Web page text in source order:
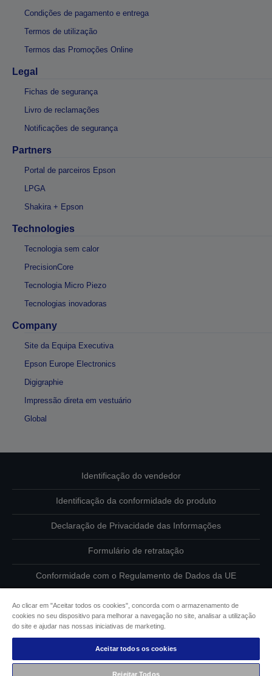
Condições de pagamento e entrega
Termos de utilização
Termos das Promoções Online
Legal
Fichas de segurança
Livro de reclamações
Notificações de segurança
Partners
Portal de parceiros Epson
LPGA
Shakira + Epson
Technologies
Tecnologia sem calor
PrecisionCore
Tecnologia Micro Piezo
Tecnologias inovadoras
Company
Site da Equipa Executiva
Epson Europe Electronics
Digigraphie
Impressão direta em vestuário
Global
Identificação do vendedor
Identificação da conformidade do produto
Declaração de Privacidade das Informações
Formulário de retratação
Conformidade com o Regulamento de Dados da UE
Informações sobre cookies
Compromisso da Epson para com a acessibilidade
Ao clicar em "Aceitar todos os cookies", concorda com o armazenamento de
cookies no seu dispositivo para melhorar a navegação no site, analisar a utilização
do site e ajudar nas nossas iniciativas de marketing.
Aceitar todos os cookies
Rejeitar Todos